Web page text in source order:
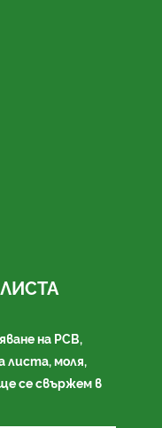
на PCB,
листа, моля,
се свържем в